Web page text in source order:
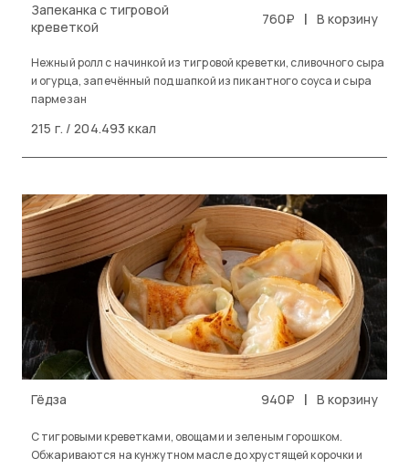
Запеканка с тигровой
креветкой
760₽ | В корзину
Нежный ролл с начинкой из тигровой креветки, сливочного сыра
и огурца, запечённый под шапкой из пикантного соуса и сыра
пармезан
215 г. / 204.493 ккал
Гёдза 940₽ | В корзину
С тигровыми креветками, овощами и зеленым горошком.
Обжариваются на кунжутном масле до хрустящей корочки и